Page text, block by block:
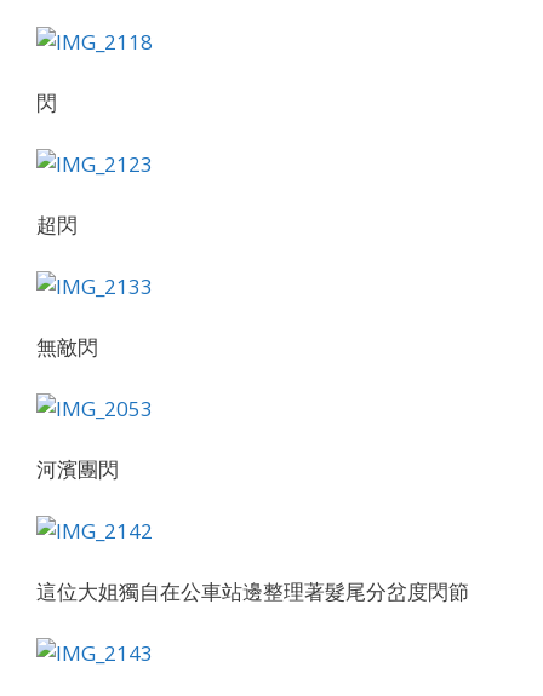
閃
超閃
無敵閃
河濱團閃
這位大姐獨自在公車站邊整理著髮尾分岔度閃節